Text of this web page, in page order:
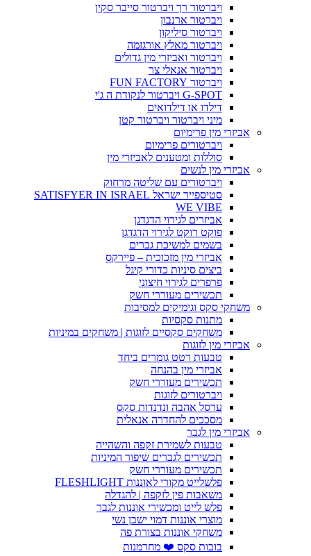
ויברטור רך ויברטור סייבר סקין
ויברטור ארנבון
ויברטור סיליקון
ויברטור מאלץ אורגזמה
ויברטור ואביזרי מין גדולים
ויברטור אנאלי צר
ויברטור FUN FACTORY
G-SPOT ויברטור לנקודת ה ג'י
דילדו או דילדואים
מיני ויברטור ויברטור קטן
אביזרי מין פרימיום
ויברטורים פרימיום
סוללות ומטענים לאביזרי מין
אביזרי מין לנשים
ויברטורים עם שליטה מרחוק
סטיספייר ישראל SATISFYER IN ISRAEL
WE VIBE
אביזרים לגירוי הדגדגן
פוקט רוקט לגירוי הדגדגן
בשמים למשיכת גברים
אביזרי מין מזכוכית – פיירקס
ביצים סיניות כדורי קיגל
פרפרים לגירוי חיצוני
תכשירים מעוררי חשק
משחקי סקס וגימיקים למסיבות
מתנות סקסיות
משחקים סקסיים לזוגות | משחקים במיניות
אביזרי מין לזוגות
טבעות רטט גומרים ביחד
אביזרי מין בהנחה
תכשירים מעוררי חשק
ויברטורים לזוגות
ערסל אהבה ונדנדות סקס
מסככים להחדרה אנאלית
אביזרי מין לגבר
טבעות לשמירת זקפה והשהייה
תכשירים לגברים שיפור המיניות
תכשירים מעוררי חשק
פלשלייט מקורי לאוננות FLESHLIGHT
משאבות פין לזקפה | להגדלה
פלש לייט ומכשירי אוננות לגבר
מוצרי אוננות דמוי ישבן נשי
משחקי אוננות בצורת פה
בובות סקס ❤️ מחרמנות